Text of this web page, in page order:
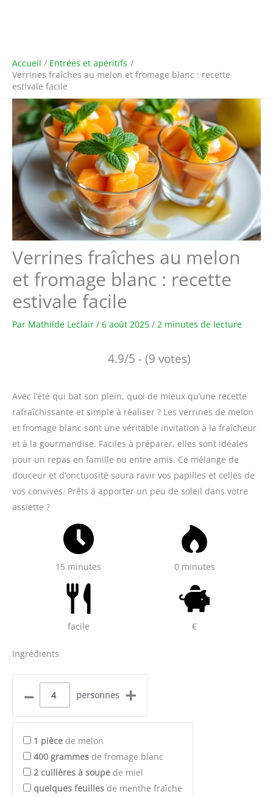
Accueil
Entrées et apéritifs
Verrines fraîches au melon et fromage blanc : recette
estivale facile
Verrines fraîches au melon
et fromage blanc : recette
estivale facile
Par Mathilde Leclair / 6 août 2025 / 2 minutes de lecture
4.9/5 - (9 votes)
Avec l’été qui bat son plein, quoi de mieux qu’une recette
rafraîchissante et simple à réaliser ? Les verrines de melon
et fromage blanc sont une véritable invitation à la fraîcheur
et à la gourmandise. Faciles à préparer, elles sont idéales
pour un repas en famille ou entre amis. Ce mélange de
douceur et d’onctuosité saura ravir vos papilles et celles de
vos convives. Prêts à apporter un peu de soleil dans votre
assiette ?
15 minutes 0 minutes
facile €
Ingrédients
– personnes +
1 pièce de melon
400 grammes de fromage blanc
2 cuillères à soupe de miel
quelques feuilles de menthe fraîche